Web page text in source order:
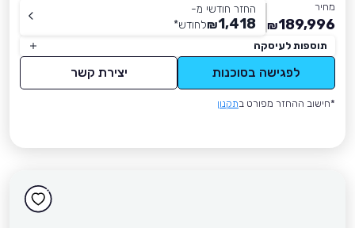
מחיר
189,996
₪
החזר חודשי מ-
1,418
₪לחודש*
תוספות לעיסקה
לפגישה בסוכנות יצירת קשר
*חישוב ההחזר מפורט בתקנון